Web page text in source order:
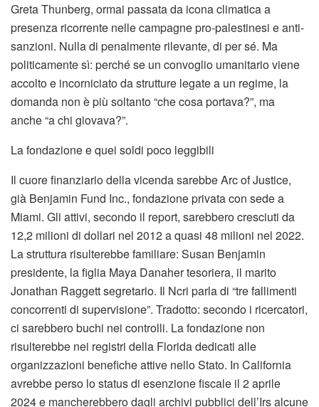
Greta Thunberg, ormai passata da icona climatica a
presenza ricorrente nelle campagne pro-palestinesi e anti-
sanzioni. Nulla di penalmente rilevante, di per sé. Ma
politicamente sì: perché se un convoglio umanitario viene
accolto e incorniciato da strutture legate a un regime, la
domanda non è più soltanto “che cosa portava?”, ma
anche “a chi giovava?”.
La fondazione e quei soldi poco leggibili
Il cuore finanziario della vicenda sarebbe Arc of Justice,
già Benjamin Fund Inc., fondazione privata con sede a
Miami. Gli attivi, secondo il report, sarebbero cresciuti da
12,2 milioni di dollari nel 2012 a quasi 48 milioni nel 2022.
La struttura risulterebbe familiare: Susan Benjamin
presidente, la figlia Maya Danaher tesoriera, il marito
Jonathan Raggett segretario. Il Ncri parla di “tre fallimenti
concorrenti di supervisione”. Tradotto: secondo i ricercatori,
ci sarebbero buchi nei controlli. La fondazione non
risulterebbe nei registri della Florida dedicati alle
organizzazioni benefiche attive nello Stato. In California
avrebbe perso lo status di esenzione fiscale il 2 aprile
2024 e mancherebbero dagli archivi pubblici dell’Irs alcune